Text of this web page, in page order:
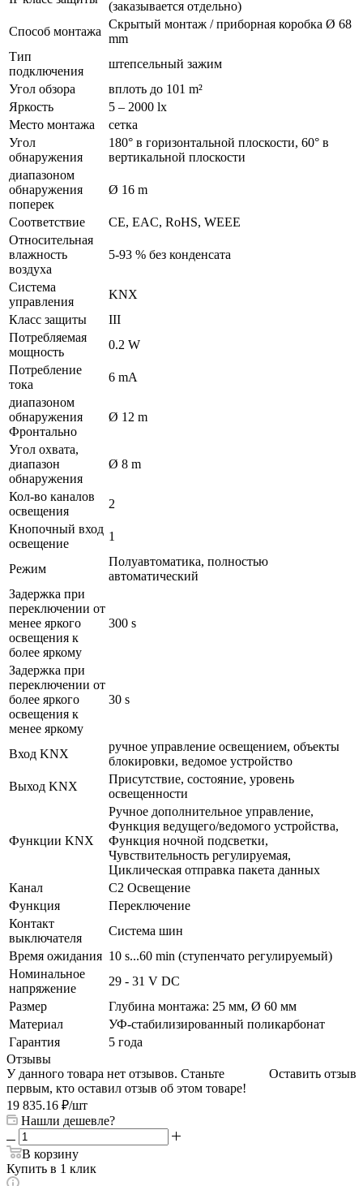
(заказывается отдельно)
Способ монтажа
Скрытый монтаж / приборная коробка Ø 68
mm
Тип
подключения
штепсельный зажим
Угол обзора
вплоть до 101 m²
Яркость
5 – 2000 lx
Место монтажа
сетка
Угол
обнаружения
180° в горизонтальной плоскости, 60° в
вертикальной плоскости
диапазоном
обнаружения
поперек
Ø 16 m
Соответствие
CE, EAC, RoHS, WEEE
Относительная
влажность
воздуха
5-93 % без конденсата
Система
управления
KNX
Класс защиты
III
Потребляемая
мощность
0.2 W
Потребление
тока
6 mA
диапазоном
обнаружения
Фронтально
Ø 12 m
Угол охвата,
диапазон
обнаружения
Ø 8 m
Кол-во каналов
освещения
2
Кнопочный вход
освещение
1
Режим
Полуавтоматика, полностью
автоматический
Задержка при
переключении от
менее яркого
освещения к
более яркому
300 s
Задержка при
переключении от
более яркого
освещения к
менее яркому
30 s
Вход KNX
ручное управление освещением, объекты
блокировки, ведомое устройство
Выход KNX
Присутствие, состояние, уровень
освещенности
Функции KNX
Ручное дополнительное управление,
Функция ведущего/ведомого устройства,
Функция ночной подсветки,
Чувствительность регулируемая,
Циклическая отправка пакета данных
Канал
C2 Освещение
Функция
Переключение
Контакт
выключателя
Система шин
Время ожидания 10 s...60 min (ступенчато регулируемый)
Номинальное
напряжение
29 - 31 V DC
Размер
Глубина монтажа: 25 мм, Ø 60 мм
Материал
УФ-стабилизированный поликарбонат
Гарантия
5 года
Отзывы
Оставить отзыв
У данного товара нет отзывов. Станьте
первым, кто оставил отзыв об этом товаре!
19 835.16 ₽/шт
Нашли дешевле?
В корзину
Купить в 1 клик